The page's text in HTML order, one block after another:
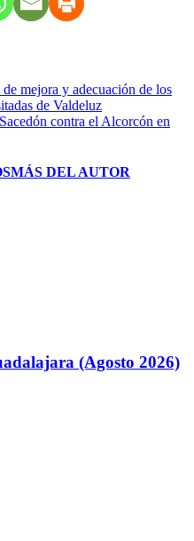
mejora y adecuación de los
de Valdeluz
contra el Alcorcón en
MÁS DEL AUTOR
(Agosto 2026)